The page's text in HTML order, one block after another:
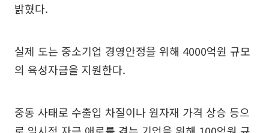
밝혔다.
실제 도는 중소기업 경영안정을 위해 4000억원 규모
의 육성자금을 지원한다.
중동 사태로 수출입 차질이나 원자재 가격 상승 등으